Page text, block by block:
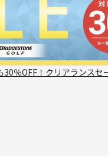
30％OFF！クリアランスセ